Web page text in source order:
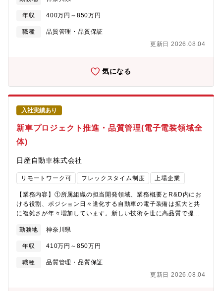
技術力品質保証については、社内で十分な活動を行っており、業
にはOJTがメインとなりますが、会社の一般的なスキルアップの
講習や、品質に関わる社外講習なども推奨しています。経験者採
きるようになります。■募集背景ブラザー工業の成長事業であるマ
て自社開発している制御があり、ハードの知識を持った担当者が
ビジョン「At your side 2030」では、「世界中の “あなた” の生産
性と創造性をすぐそばで支え、社会の発展と地球の未来に貢献す
る」をあり続けたい姿として置き、業務を推進しています。職場
環境●想定残業時間(繁忙期と通常）通常は10～15H/月、繁忙期は
30H/月程度●出張の有無・頻度・行先など海外出張あり。次の内
容で年間1~2回、1週間程度の出張。定期：中国・インドの生産拠
点の製造工程監査、不定期：全世界での市場不具合調査●職場環境
産業機械製品の設計上流段階から評価、製造展開、市場対応まで
の全てに渡る品質保証業務を担当できます。 構成年齢は幅広く、
社員と派遣社員が協力・フォローしあいながら品質向上活動を推
躍しています。 また業務上開発、製造、営業、CS等の様々なメン
クス、在宅勤務可で自由度が高く、年休取得率も高い部門です。
24年度に経験者採用実績もあります。●在宅勤務基本運用ルール：
テムの改善）につなげます。■具体的な業務内容と自部署内外で期
待される役割、ポジション ・AD/ADASに関するお客様の不満、
部品の故障などのワランティ情報を各国（グローバル品質保証部
門等）から入手 ・そのワランティ情報を、蓄積された車両デー
している問題の原因を特定し、改善案を策定（必要に応じてサプ
当者に連携しつつ、改善に向けた全体のマネジメントを実施■他業
務例： ・既販車に対する修理手法等の技術報告書の作成と報
告 ・海外現地における不具合解析業務の支援 ・車両蓄積デー
タを活用した不具合発生モードと、今後の発生予測対応＜アピー
ルポイント（職務の魅力）/Selling point of this position＞■職務
を通して得られるやりがい、スキルAD/ADASに関連する部品（セ
ンサ）の強み/弱みが分かる。部品（センサ/コントローラ）のソフ
ト/ハード設計だけでなく、製造工程にも広く知識をつけることが
できる
年収 400万円～850万円
職種
品質管理・品質保証
更新日 2026.08.04
気になる
入社実績あり
新車プロジェクト推進・品質管理(電子電装領域全
体)
日産自動車株式会社
リモートワーク可 フレックスタイム制度 上場企業
【業務内容】①所属組織の担当開発領域、業務概要とR&D内にお
ける役割、ポジション日々進化する自動車の電子装備は拡大と共
に複雑さが年々増加しています。新しい技術を世に高品質で提供
めのマネージメントをする仲間を募集しています。車両とソフト
ウェアをつなぐ電子システム開発とすべての電子システム技術の
取りまとめを担うのが本部署、本ポストとなります。ハンズオフ
走行を実現するプロパイロットやエマージェンシーブレーキや駐
NissanConnectに代表されるコネクテッドカー＆サービス など
勤務地 神奈川県
年収 410万円～850万円
職種
品質管理・品質保証
更新日 2026.08.04